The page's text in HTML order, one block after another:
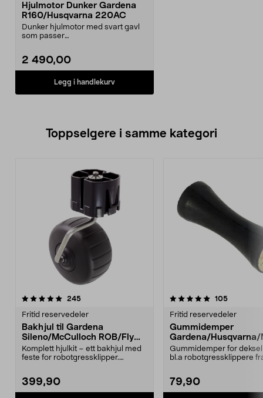
Hjulmotor Dunker Gardena
R160/Husqvarna 220AC
Dunker hjulmotor med svart gavl
som passer
2 490,00
Legg i handlekurv
Toppselgere i samme kategori
245anmeldelser
Fritid reservedeler
Bakhjul til Gardena
Sileno/McCulloch ROB/Flymo
Easilife
Komplett hjulkit – ett bakhjul med
feste for robotgressklipper.
399,90
5.0 av 5 stjerner 105
Fritid reservedeler
Gummidemper
Gardena/Husqvarna/
ch/Flymo
Gummidemper for
bl.a robotgressklippere
79,90
4.5 av 5 stjerner